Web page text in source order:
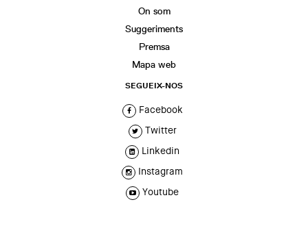
On som
Suggeriments
Premsa
Mapa web
SEGUEIX-NOS
Facebook
Twitter
Linkedin
Instagram
Youtube